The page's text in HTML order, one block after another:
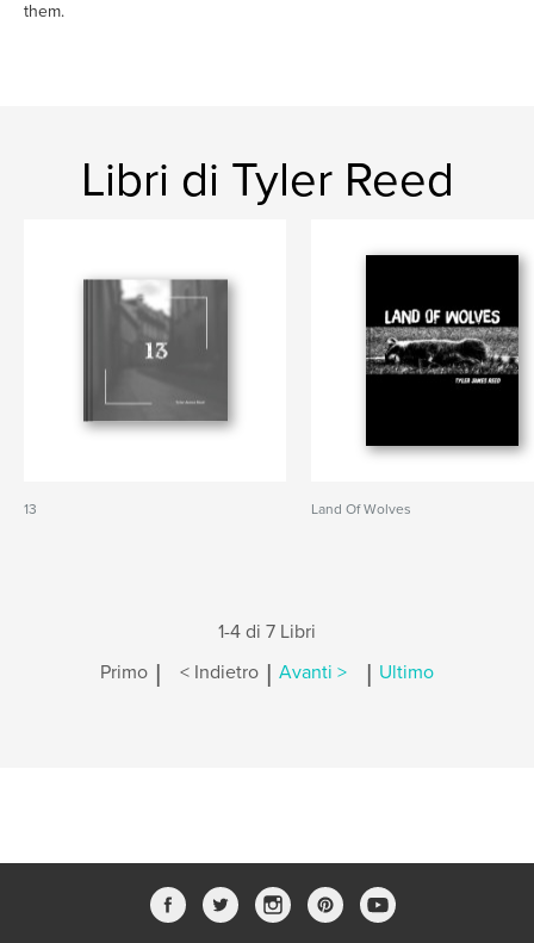
them.
Libri di Tyler Reed
13 Land Of Wolves
1-4 di 7 Libri
Primo | < Indietro | Avanti > | Ultimo